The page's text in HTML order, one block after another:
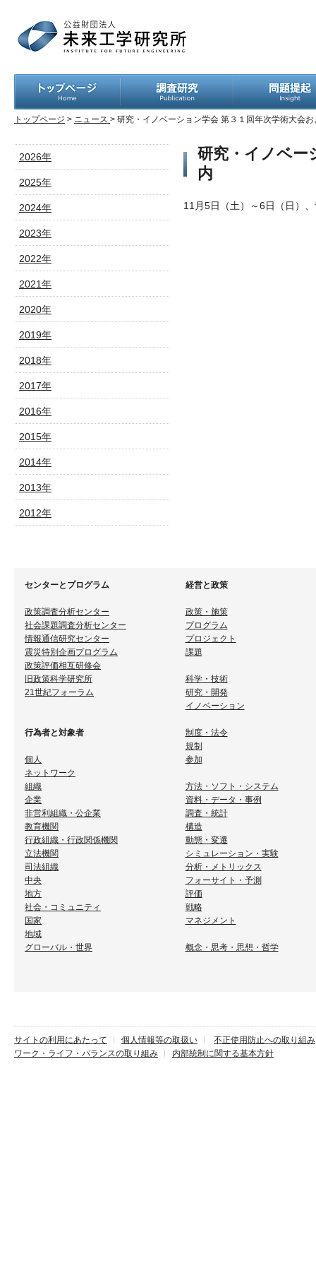
トップページ > ニュース > 研究・イノベーション学会 第３１回年次学術大会
2026年
2025年
2024年
2023年
2022年
2021年
2020年
2019年
2018年
2017年
2016年
2015年
2014年
2013年
2012年
研究・イノベー
内
11月5日（土）～6日（ 日）
センターとプログラム 経営と政策
政策調査分析センター
政策・施策
社会課題調査分析センター
プログラム
情報通信研究センター
プロジェクト
震災特別企画プログラム
課題
政策評価相互研修会
旧政策科学研究所
科学・技術
21世紀フォーラム
研究・開発
イノベーション
行為者と対象者
制度・法令
規制
個人
参加
ネットワーク
組織
方法・ソフト・システム
企業
資料・データ・事例
非営利組織・公企業
調査・統計
教育機関
構造
行政組織・行政関係機関
動態・変遷
立法機関
シミュレーション・実験
司法組織
分析・メトリックス
中央
フォーサイト・予測
地方
評価
社会・コミュニティ
戦略
国家
マネジメント
地域
グローバル・世界
概念・思考・思想・哲学
サイトの利用にあたって 個人情報等の取扱い
不正使用防止への取り組み
ワーク・ライフ・バランスの取り組み
内部統制に関する基本方針